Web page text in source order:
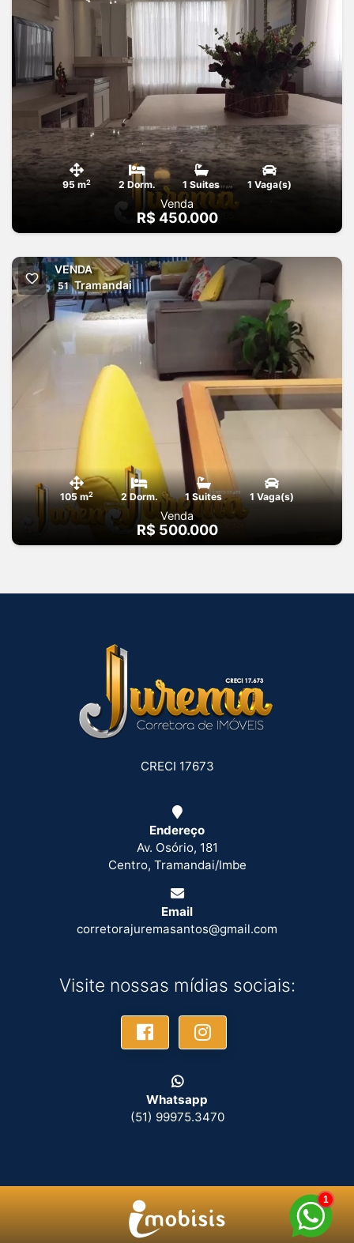
95 m2 2 Dorm. 1 Suites 1 Vaga(s)
Venda
R$ 450.000
VENDA
51 Tramandai
105 m2 2 Dorm. 1 Suites 1 Vaga(s)
Venda
R$ 500.000
CRECI 17673
Endereço
Av. Osório, 181
Centro, Tramandai/Imbe
Email
corretorajuremasantos@gmail.com
Visite nossas mídias sociais:
Whatsapp
(51) 99975.3470
1